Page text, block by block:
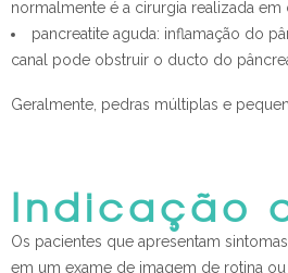
normalmente é a cirurgia realizada em
pancreatite aguda: inflamação do
canal pode obstruir o ducto do
Geralmente, pedras múltiplas e
Indicação
Os pacientes que apresentam
em um exame de imagem de rotina